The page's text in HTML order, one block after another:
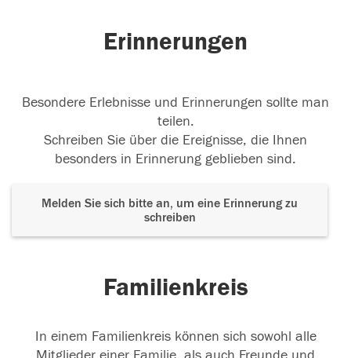
Erinnerungen
Besondere Erlebnisse und Erinnerungen sollte man
teilen.
Schreiben Sie über die Ereignisse, die Ihnen
besonders in Erinnerung geblieben sind.
Melden Sie sich bitte an, um eine Erinnerung zu
schreiben
Familienkreis
In einem Familienkreis können sich sowohl alle